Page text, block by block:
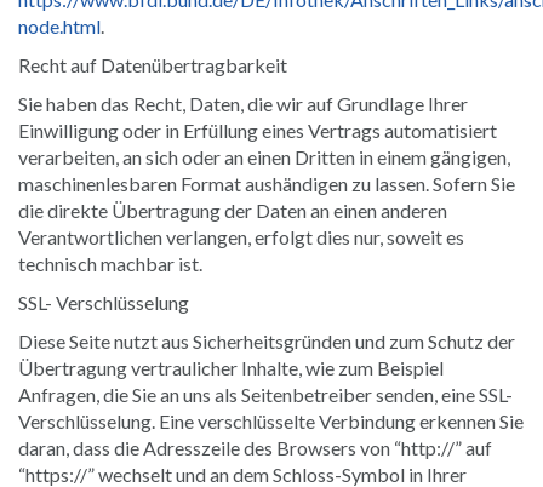
node.html
Recht auf Datenübertragbarkeit
Sie haben das Recht, Daten, die wir auf Grundlage Ihrer
Einwilligung oder in Erfüllung eines Vertrags automatisiert
verarbeiten, an sich oder an einen Dritten in einem gängigen,
maschinenlesbaren Format aushändigen zu lassen. Sofern Sie
die direkte Übertragung der Daten an einen anderen
Verantwortlichen verlangen, erfolgt dies nur, soweit es
technisch machbar ist.
SSL- Verschlüsselung
Diese Seite nutzt aus Sicherheitsgründen und zum Schutz der
Übertragung vertraulicher Inhalte, wie zum Beispiel
Anfragen, die Sie an uns als Seitenbetreiber senden, eine SSL-
Verschlüsselung. Eine verschlüsselte Verbindung erkennen Sie
daran, dass die Adresszeile des Browsers von “http://” auf
“https://” wechselt und an dem Schloss-Symbol in Ihrer